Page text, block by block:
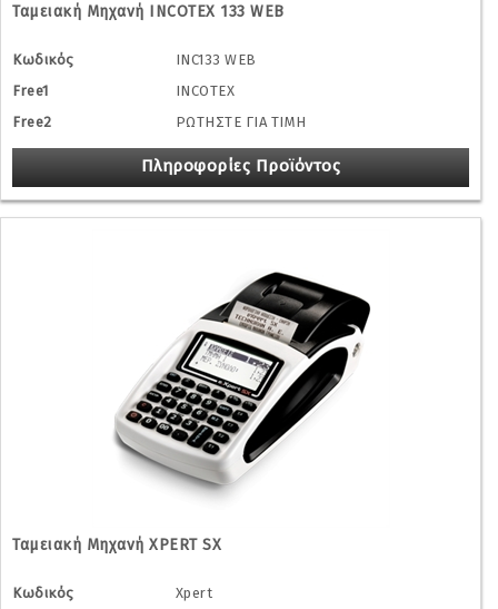
Ταμειακή Mηχανή INCOTEX 133 WEB
Κωδικός
INC133 WEB
Free1
INCOTEX
Free2
ΡΩΤΗΣΤΕ ΓΙΑ ΤΙΜΗ
Πληροφορίες Προϊόντος
Ταμειακή Μηχανή XPERT SX
Κωδικός
Xpert